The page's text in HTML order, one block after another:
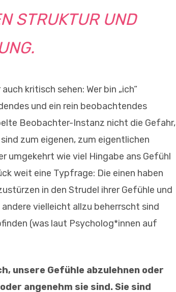
STRUKTUR UND
kritisch sehen: Wer bin „ich“
und ein rein beobachtendes
Beobachter-Instanz nicht die Gefahr,
zum eigenen, zum eigentlichen
umgekehrt wie viel Hingabe ans Gefühl
weit eine Typfrage: Die einen haben
in den Strudel ihrer Gefühle und
vielleicht allzu beherrscht sind
(was laut Psycholog*innen auf
unsere Gefühle abzulehnen oder
angenehm sie sind. Sie sind